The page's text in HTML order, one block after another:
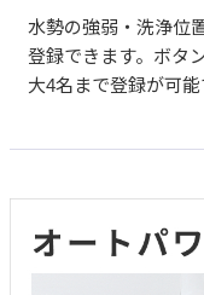
水勢の強弱・洗浄位
登録できます。ボタ
大4名まで登録が可能